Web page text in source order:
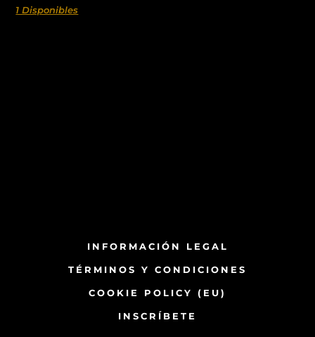
1 Disponibles
INFORMACIÓN LEGAL
TÉRMINOS Y CONDICIONES
COOKIE POLICY (EU)
INSCRÍBETE​